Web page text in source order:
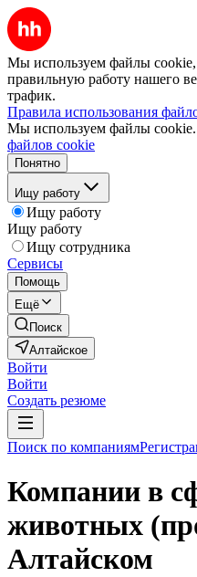
Мы используем файлы cookie,
правильную работу нашего
трафик.
Правила использования
Мы используем файлы cookie.
файлов cookie
Понятно
Ищу работу
Ищу работу
Ищу работу
Ищу сотрудника
Сервисы
Помощь
Ещё
Поиск
Алтайское
Войти
Войти
Создать резюме
Поиск по компаниям
Компании в
животных
Алтайском